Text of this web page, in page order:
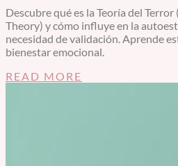
Descubre qué es la Teoría del
Theory) y cómo influye en la
necesidad de validación. Aprende
bienestar emocional.
READ MORE